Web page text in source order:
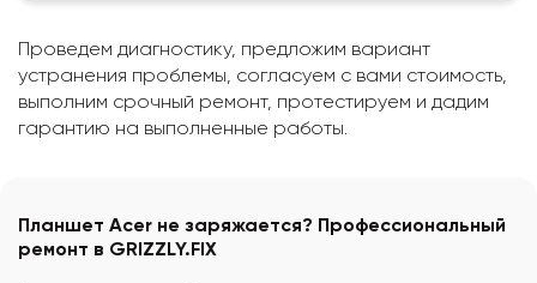
Проведем диагностику, предложим вариант
устранения проблемы, согласуем с вами стоимость,
выполним срочный ремонт, протестируем и дадим
гарантию на выполненные работы.
Планшет Acer не заряжается? Профессиональный
ремонт в GRIZZLY.FIX